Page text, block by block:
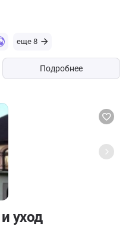
еще 8
Подробнее
уход